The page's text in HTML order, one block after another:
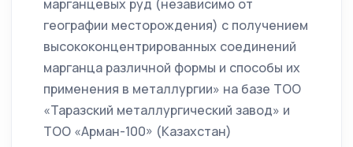
марганцевых руд (независимо от
географии месторождения) с получением
высококонцентрированных соединений
марганца различной формы и способы их
применения в металлургии» на базе ТОО
«Таразский металлургический завод» и
ТОО «Арман-100» (Казахстан)